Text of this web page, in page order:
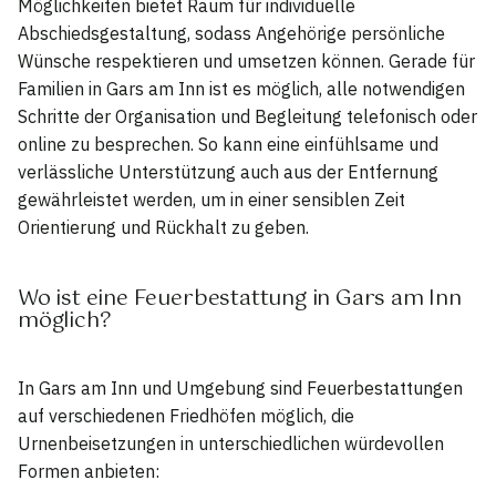
Möglichkeiten bietet Raum für individuelle
Abschiedsgestaltung, sodass Angehörige persönliche
Wünsche respektieren und umsetzen können. Gerade für
Familien in Gars am Inn ist es möglich, alle notwendigen
Schritte der Organisation und Begleitung telefonisch oder
online zu besprechen. So kann eine einfühlsame und
verlässliche Unterstützung auch aus der Entfernung
gewährleistet werden, um in einer sensiblen Zeit
Orientierung und Rückhalt zu geben.
Wo ist eine Feuerbestattung in Gars am Inn
möglich?
In Gars am Inn und Umgebung sind Feuerbestattungen
auf verschiedenen Friedhöfen möglich, die
Urnenbeisetzungen in unterschiedlichen würdevollen
Formen anbieten: